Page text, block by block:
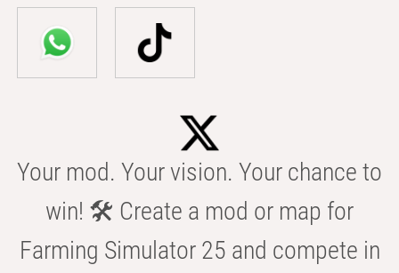
Your mod. Your vision. Your chance to
win! 🛠️ Create a mod or map for
Farming Simulator 25 and compete in